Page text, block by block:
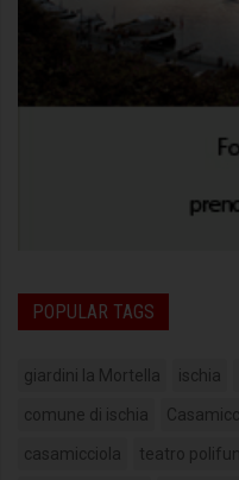
POPULAR TAGS
giardini la Mortella ischia
comune di ischia
casamicciola teatro